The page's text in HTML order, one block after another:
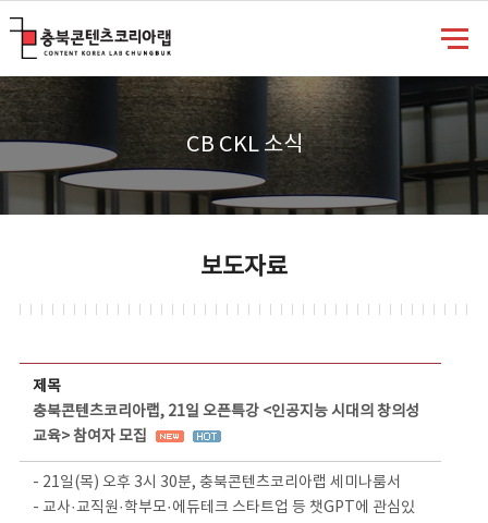
CB CKL 소식
보도자료
제목
충북콘텐츠코리아랩, 21일 오픈특강 <인공지능 시대의 창의성
교육> 참여자 모집
- 21일(목) 오후 3시 30분, 충북콘텐츠코리아랩 세미나룸서
- 교사·교직원·학부모·에듀테크 스타트업 등 챗GPT에 관심있